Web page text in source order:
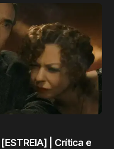
| Crítica e